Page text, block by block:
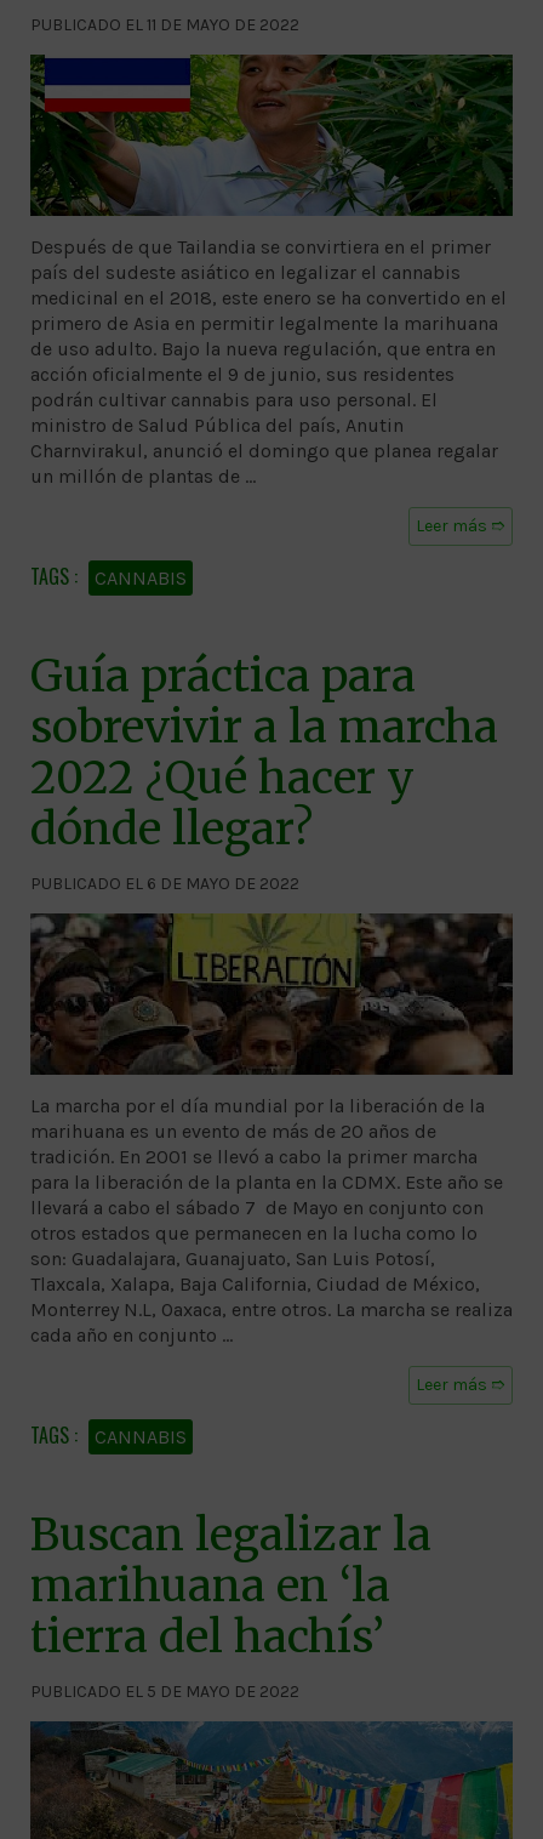
PUBLICADO EL 11 DE MAYO DE 2022
Después de que Tailandia se convirtiera en el primer
país del sudeste asiático en legalizar el cannabis
medicinal en el 2018, este enero se ha convertido en el
primero de Asia en permitir legalmente la marihuana
de uso adulto. Bajo la nueva regulación, que entra en
acción oficialmente el 9 de junio, sus residentes
podrán cultivar cannabis para uso personal. El
ministro de Salud Pública del país, Anutin
Charnvirakul, anunció el domingo que planea regalar
un millón de plantas de …
Leer más ➱
CANNABIS
Guía práctica para
sobrevivir a la marcha
2022 ¿Qué hacer y
dónde llegar?
PUBLICADO EL 6 DE MAYO DE 2022
La marcha por el día mundial por la liberación de la
marihuana es un evento de más de 20 años de
tradición. En 2001 se llevó a cabo la primer marcha
para la liberación de la planta en la CDMX. Este año se
llevará a cabo el sábado 7 de Mayo en conjunto con
otros estados que permanecen en la lucha como lo
son: Guadalajara, Guanajuato, San Luis Potosí,
Tlaxcala, Xalapa, Baja California, Ciudad de México,
Monterrey N.L, Oaxaca, entre otros. La marcha se realiza
cada año en conjunto …
Leer más ➱
CANNABIS
Buscan legalizar la
marihuana en ‘la
tierra del hachís’
PUBLICADO EL 5 DE MAYO DE 2022